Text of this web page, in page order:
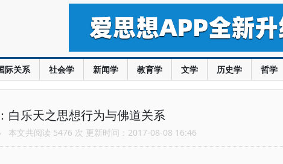
际关系 社会学 新闻学 教育学 文学 历史学 哲学
白乐天之思想行为与佛道关系
本文共阅读 5476 次 更新时间：2017-08-08 16:46